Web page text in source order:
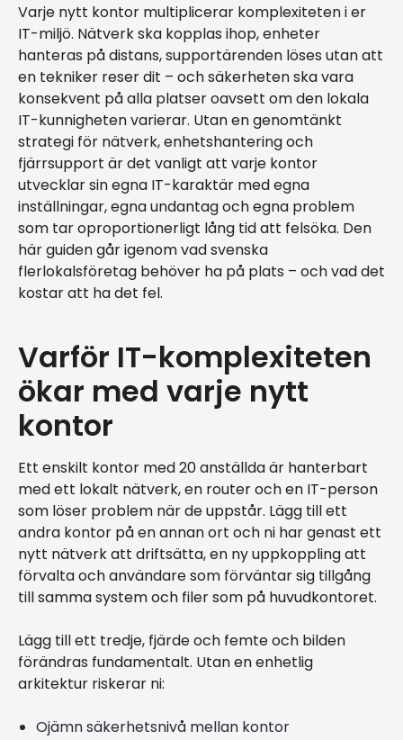
Varje nytt kontor multiplicerar komplexiteten i er
IT-miljö. Nätverk ska kopplas ihop, enheter
hanteras på distans, supportärenden löses utan att
en tekniker reser dit – och säkerheten ska vara
konsekvent på alla platser oavsett om den lokala
IT-kunnigheten varierar. Utan en genomtänkt
strategi för nätverk, enhetshantering och
fjärrsupport är det vanligt att varje kontor
utvecklar sin egna IT-karaktär med egna
inställningar, egna undantag och egna problem
som tar oproportionerligt lång tid att felsöka. Den
här guiden går igenom vad svenska
flerlokalsföretag behöver ha på plats – och vad det
kostar att ha det fel.
Varför IT-komplexiteten
ökar med varje nytt
kontor
Ett enskilt kontor med 20 anställda är hanterbart
med ett lokalt nätverk, en router och en IT-person
som löser problem när de uppstår. Lägg till ett
andra kontor på en annan ort och ni har genast ett
nytt nätverk att driftsätta, en ny uppkoppling att
förvalta och användare som förväntar sig tillgång
till samma system och filer som på huvudkontoret.
Lägg till ett tredje, fjärde och femte och bilden
förändras fundamentalt. Utan en enhetlig
arkitektur riskerar ni:
Ojämn säkerhetsnivå mellan kontor